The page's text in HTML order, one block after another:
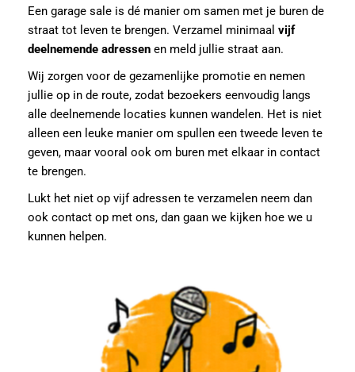
Een garage sale is dé manier om samen met je buren de
straat tot leven te brengen. Verzamel minimaal vijf
deelnemende adressen en meld jullie straat aan.
Wij zorgen voor de gezamenlijke promotie en nemen
jullie op in de route, zodat bezoekers eenvoudig langs
alle deelnemende locaties kunnen wandelen. Het is niet
alleen een leuke manier om spullen een tweede leven te
geven, maar vooral ook om buren met elkaar in contact
te brengen.
Lukt het niet op vijf adressen te verzamelen neem dan
ook contact op met ons, dan gaan we kijken hoe we u
kunnen helpen.